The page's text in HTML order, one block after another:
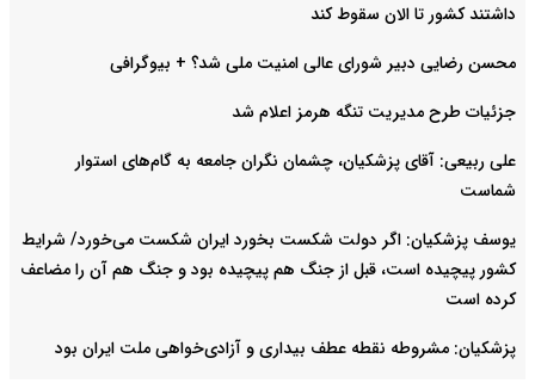
داشتند کشور تا الان سقوط کند
محسن رضایی دبیر شورای عالی امنیت ملی شد؟ + بیوگرافی
جزئیات طرح مدیریت تنگه هرمز اعلام شد
علی ربیعی: آقای پزشکیان، چشمان نگران جامعه به گام‌های استوار
شماست
یوسف پزشکیان: اگر دولت شکست بخورد ایران شکست می‌خورد/ شرایط
کشور پیچیده است، قبل از جنگ هم پیچیده بود و جنگ هم آن را مضاعف‌
کرده است
پزشکیان: مشروطه نقطه عطف بیداری و آزادی‌خواهی ملت ایران بود